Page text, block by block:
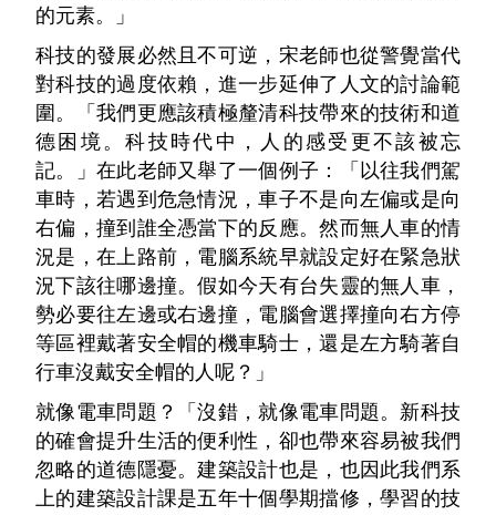
的元素。」
科技的發展必然且不可逆，宋老師也從警覺當代
對科技的過度依賴，進一步延伸了人文的討論範
圍。「我們更應該積極釐清科技帶來的技術和道
德困境。科技時代中，人的感受更不該被忘
記。」在此老師又舉了一個例子：「以往我們駕
車時，若遇到危急情況，車子不是向左偏或是向
右偏，撞到誰全憑當下的反應。然而無人車的情
況是，在上路前，電腦系統早就設定好在緊急狀
況下該往哪邊撞。假如今天有台失靈的無人車，
勢必要往左邊或右邊撞，電腦會選擇撞向右方停
等區裡戴著安全帽的機車騎士，還是左方騎著自
行車沒戴安全帽的人呢？」
就像電車問題？「沒錯，就像電車問題。新科技
的確會提升生活的便利性，卻也帶來容易被我們
忽略的道德隱憂。建築設計也是，也因此我們系
上的建築設計課是五年十個學期擋修，學習的技